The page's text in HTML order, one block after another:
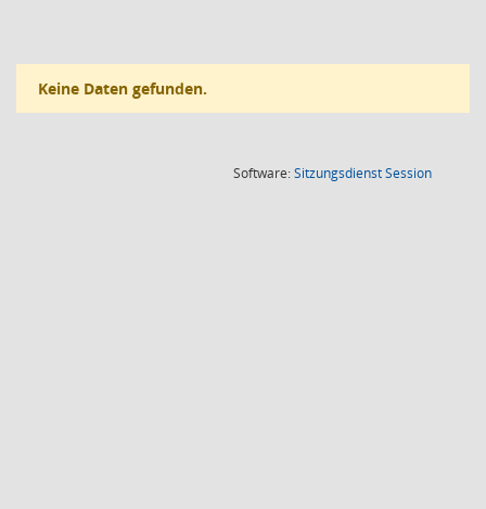
Keine Daten gefunden.
Software:SitzungsdienstSession(Wird in